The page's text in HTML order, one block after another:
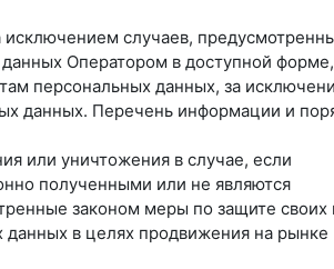
случаев,
Оператором в доступной
персональных данных, за
данных. Перечень информации и
или уничтожения в случае, если
полученными или не являются
законом меры по защите своих
данных в целях продвижения на рынке